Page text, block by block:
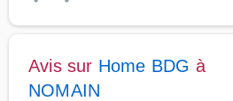
Avis sur Home BDG à
NOMAIN